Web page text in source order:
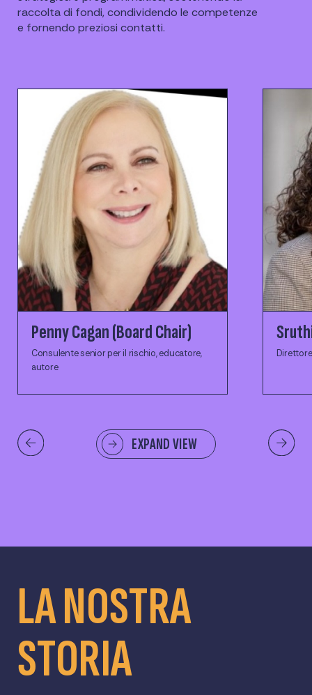
raccolta di fondi, condividendo le competenze
e fornendo preziosi contatti.
Penny Cagan (Board Chair)
Consulente senior per il rischio, educatore,
autore
EXPAND VIEW
LA NOSTRA
STORIA